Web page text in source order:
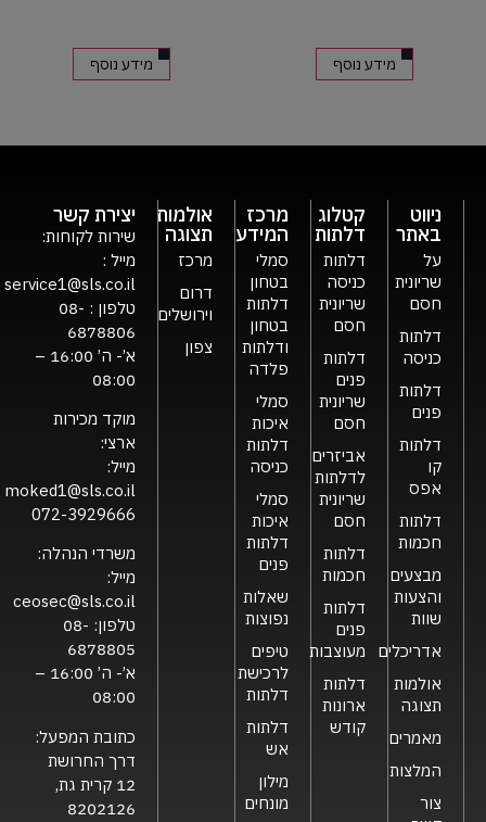
מידע נוסף מידע נוסף
ניווט
באתר
על
שריונית
חסם
דלתות
כניסה
דלתות
פנים
דלתות
קו
אפס
דלתות
חכמות
מבצעים
והצעות
שוות
אדריכלים
אולמות
תצוגה
מאמרים
המלצות
צור
קטלוג
דלתות
דלתות
כניסה
שריונית
חסם
דלתות
פנים
שריונית
חסם
אביזרים
לדלתות
שריונית
חסם
דלתות
חכמות
דלתות
פנים
מעוצבות
דלתות
ארונות
קודש
מרכז
המידע
סמלי
בטחון
דלתות
בטחון
ודלתות
פלדה
סמלי
איכות
דלתות
כניסה
סמלי
איכות
דלתות
פנים
שאלות
נפוצות
טיפים
לרכישת
דלתות
דלתות
אש
מילון
מונחים
אולמות
תצוגה
מרכז
דרום
וירושלים
צפון
יצירת קשר
שירות לקוחות:
מייל :
service1@sls.co.il
טלפון : 08-
6878806
א’- ה’ 16:00 –
08:00
מוקד מכירות
ארצי:
מייל:
moked1@sls.co.il
072-3929666
משרדי הנהלה:
מייל:
ceosec@sls.co.il
טלפון: 08-
6878805
א’- ה’ 16:00 –
08:00
כתובת המפעל:
דרך החרושת
12 קרית גת,
8202126